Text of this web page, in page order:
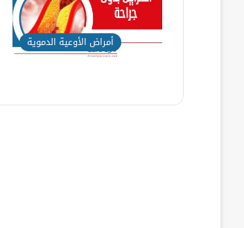
أمراض الأوعية الدموية